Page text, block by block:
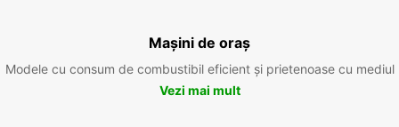
Mașini de oraș
Modele cu consum de combustibil eficient și prietenoase cu mediul
Vezi mai mult